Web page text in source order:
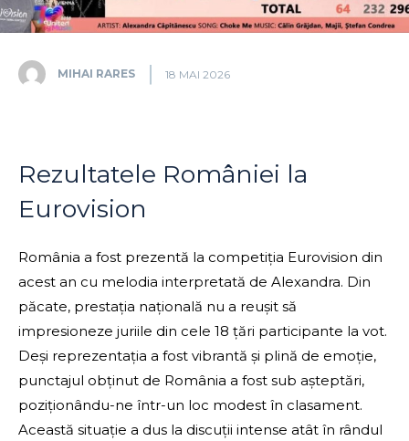
MIHAI RARES 18 MAI 2026
Rezultatele României la
Eurovision
România a fost prezentă la competiția Eurovision din
acest an cu melodia interpretată de Alexandra. Din
păcate, prestația națională nu a reușit să
impresioneze juriile din cele 18 țări participante la vot.
Deși reprezentația a fost vibrantă și plină de emoție,
punctajul obținut de România a fost sub așteptări,
poziționându-ne într-un loc modest în clasament.
Această situație a dus la discuții intense atât în rândul